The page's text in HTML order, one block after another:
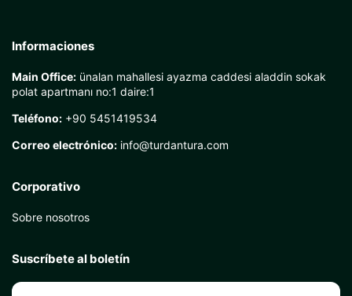
Informaciones
Main Office: ünalan mahallesi ayazma caddesi aladdin sokak
polat apartmanı no:1 daire:1
Teléfono: +90 5451419534
Correo electrónico: info@turdantura.com
Corporativo
Sobre nosotros
Suscríbete al boletín